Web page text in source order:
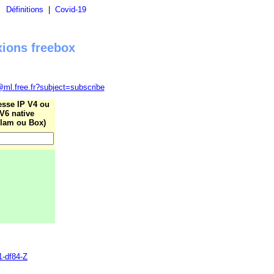
Définitions Covid-19
freebox
IP V4 ou
V6 native
ou Box)
df84-Z